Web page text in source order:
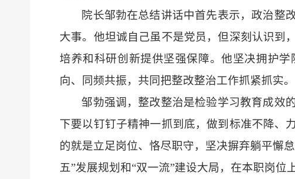
院长邹勃在总结讲话中首先表示，政治整
大事。他坦诚自己虽不是党员，但深刻认识到
培养和科研创新提供坚强保障。他坚决拥护
向、同频共振，共同把整改整治工作抓紧抓实。
邹勃强调，整改整治是检验学习教育成效
下要以钉钉子精神一抓到底，做到标准不降、
的就是立足岗位、恪尽职守，坚决摒弃躺平懈
五”发展规划和“双一流”建设大局，在本职岗位